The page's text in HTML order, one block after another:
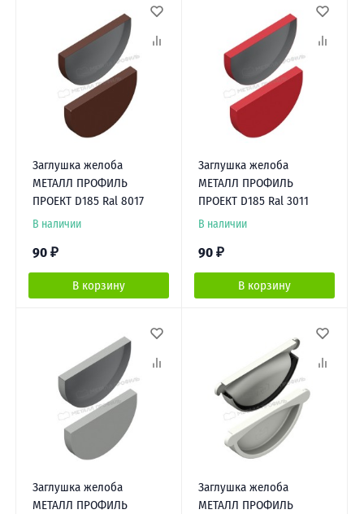
Заглушка желоба
МЕТАЛЛ ПРОФИЛЬ
ПРОЕКТ D185 Ral 8017
В наличии
90 ₽
В корзину
Заглушка желоба
МЕТАЛЛ ПРОФИЛЬ
ПРОЕКТ D185 Ral 3011
В наличии
90 ₽
В корзину
Заглушка желоба
МЕТАЛЛ ПРОФИЛЬ
Заглушка желоба
МЕТАЛЛ ПРОФИЛЬ